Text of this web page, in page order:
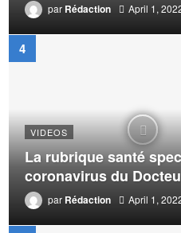
par Rédaction April 1,
VIDEOS
La rubrique santé
coronavirus du
par Rédaction April 1,